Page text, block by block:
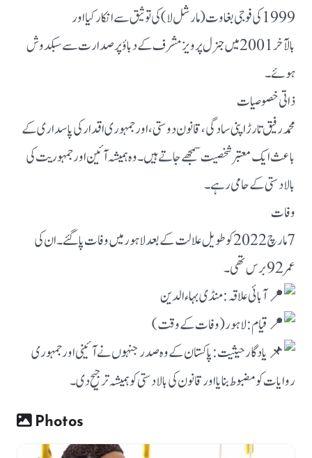
1999 کی فوجی بغاوت (مارشل لا) کی توثیق سے انکار کیا اور
بالآخر 2001 میں جنرل پرویز مشرف کے دباؤ پر صدارت سے سبکدوش
ہوئے۔
ذاتی خصوصیات
محمد رفیق تارڑ اپنی سادگی، قانون دوستی، اور جمہوری اقدار کی پاسداری کے
باعث ایک معتبر شخصیت سمجھے جاتے ہیں۔ وہ ہمیشہ آئین اور جمہوریت کی
بالادستی کے حامی رہے۔
وفات
7 مارچ 2022 کو طویل علالت کے بعد لاہور میں وفات پا گئے۔ ان کی
عمر 92 برس تھی۔
آبائی علاقہ: منڈی بہاءالدین
قیام: لاہور (وفات کے وقت)
یادگار حیثیت: پاکستان کے وہ صدر جنہوں نے آئینی اور جمہوری
روایات کو مضبوط بنایا اور قانون کی بالادستی کو ہمیشہ ترجیح دی۔
Photos